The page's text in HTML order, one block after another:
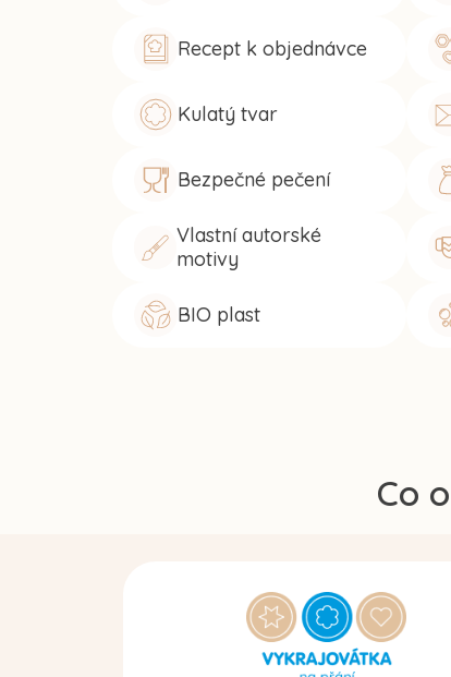
Recept k objednávce
Kulatý tvar
Bezpečné pečení
Vlastní autorské
motivy
BIO plast
Co